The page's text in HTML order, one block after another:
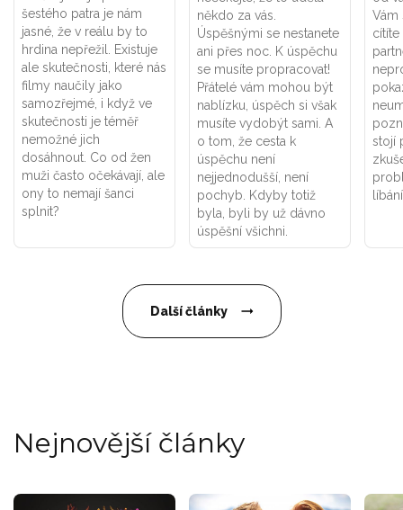
šestého patra je nám
jasné, že v reálu by to
hrdina nepřežil. Existuje
ale skutečnosti, které nás
filmy naučily jako
samozřejmé, i když ve
skutečnosti je téměř
nemožné jich
dosáhnout. Co od žen
muži často očekávají, ale
ony to nemají šanci
splnit?
někdo za vás.
Úspěšnými se nestanete
ani přes noc. K úspěchu
se musíte propracovat!
Přátelé vám mohou být
nablízku, úspěch si však
musíte vydobýt sami. A
o tom, že cesta k
úspěchu není
nejjednodušší, není
pochyb. Kdyby totiž
byla, byli by už dávno
úspěšní všichni.
Vám
cítíte
stojí
Další články
Nejnovější články